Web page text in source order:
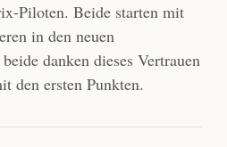
Piloten. Beide starten mit
in den neuen
danken dieses Vertrauen
den ersten Punkten.